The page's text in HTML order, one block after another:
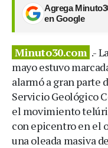
Agrega
en Google
Minuto30.com .-
mayo estuvo
alarmó a gran parte
Servicio Geológico
el movimiento
con epicentro en el
una oleada masiva